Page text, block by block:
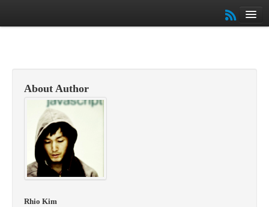
Book
튜토리얼
About Author
Rhio Kim